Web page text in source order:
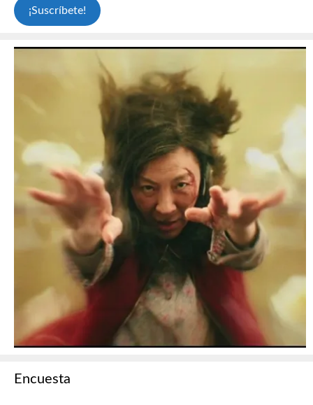
Encuesta